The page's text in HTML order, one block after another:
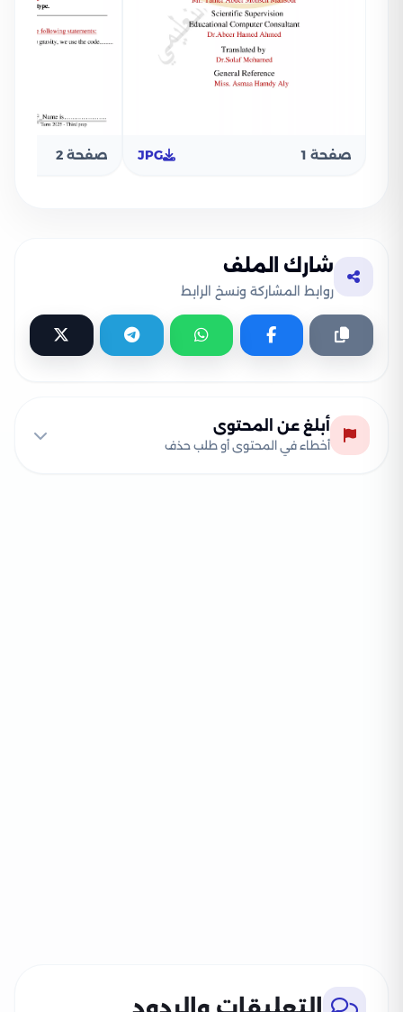
صفحة 1 JPG صفحة 2
شارك الملف
روابط المشاركة ونسخ الرابط
أبلغ عن المحتوى
أخطاء في المحتوى أو طلب حذف